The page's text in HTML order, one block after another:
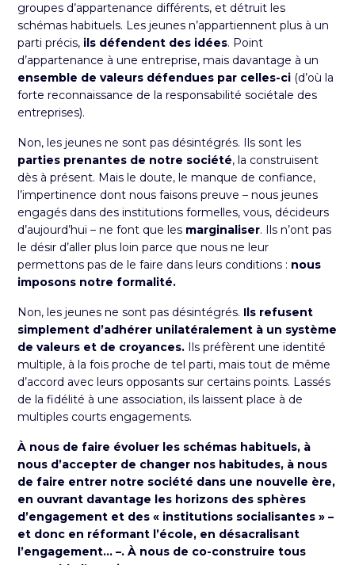
groupes d’appartenance différents, et détruit les
schémas habituels. Les jeunes n’appartiennent plus à un
parti précis, ils défendent des idées. Point
d’appartenance à une entreprise, mais davantage à un
ensemble de valeurs défendues par celles-ci (d’où la
forte reconnaissance de la responsabilité sociétale des
entreprises).
Non, les jeunes ne sont pas désintégrés. Ils sont les
parties prenantes de notre société, la construisent
dès à présent. Mais le doute, le manque de confiance,
l’impertinence dont nous faisons preuve – nous jeunes
engagés dans des institutions formelles, vous, décideurs
d’aujourd’hui – ne font que les marginaliser. Ils n’ont pas
le désir d’aller plus loin parce que nous ne leur
permettons pas de le faire dans leurs conditions : nous
imposons notre formalité.
Non, les jeunes ne sont pas désintégrés. Ils refusent
simplement d’adhérer unilatéralement à un système
de valeurs et de croyances. Ils préfèrent une identité
multiple, à la fois proche de tel parti, mais tout de même
d’accord avec leurs opposants sur certains points. Lassés
de la fidélité à une association, ils laissent place à de
multiples courts engagements.
À nous de faire évoluer les schémas habituels, à
nous d’accepter de changer nos habitudes, à nous
de faire entrer notre société dans une nouvelle ère,
en ouvrant davantage les horizons des sphères
d’engagement et des « institutions socialisantes » –
et donc en réformant l’école, en désacralisant
l’engagement… –. À nous de co-construire tous